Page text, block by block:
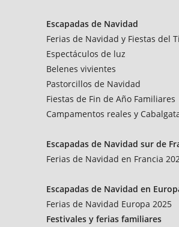
Escapadas de Navidad
Ferias de Navidad y Fiestas del
Espectáculos de luz
Belenes vivientes
Pastorcillos de Navidad
Fiestas de Fin de Año Familiares
Campamentos reales y
Escapadas de Navidad sur de
Ferias de Navidad en Francia
Escapadas de Navidad en
Ferias de Navidad Europa 2025
Festivales y ferias familiares